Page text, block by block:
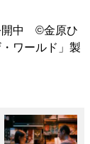
開中 ©金原ひ
ワールド」製